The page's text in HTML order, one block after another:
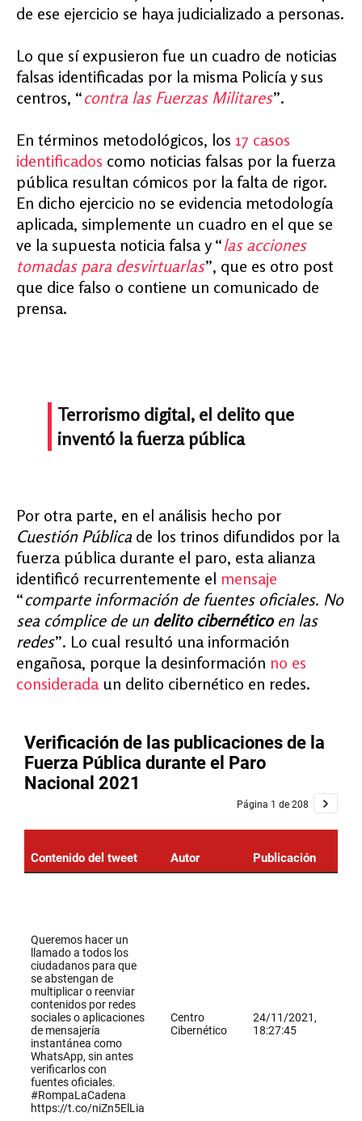
de ese ejercicio se haya judicializado a personas.
Lo que sí expusieron fue un cuadro de noticias
falsas identificadas por la misma Policía y sus
centros, “contra las Fuerzas Militares”.
En términos metodológicos, los 17 casos
identificados como noticias falsas por la fuerza
pública resultan cómicos por la falta de rigor.
En dicho ejercicio no se evidencia metodología
aplicada, simplemente un cuadro en el que se
ve la supuesta noticia falsa y “las acciones
tomadas para desvirtuarlas”, que es otro post
que dice falso o contiene un comunicado de
prensa.
Terrorismo digital, el delito que
inventó la fuerza pública
Por otra parte, en el análisis hecho por
Cuestión Pública de los trinos difundidos por la
fuerza pública durante el paro, esta alianza
identificó recurrentemente el mensaje
“comparte información de fuentes oficiales. No
sea cómplice de un delito cibernéticoen las
redes”. Lo cual resultó una información
engañosa, porque la desinformación no es
considerada un delito cibernético en redes.